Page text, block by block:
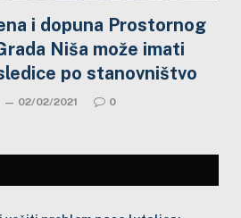
i dopuna Prostornog
Niša može imati
po stanovništvo
02/02/2021 0